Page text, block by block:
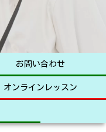
お問い合わせ
オンラインレッスン